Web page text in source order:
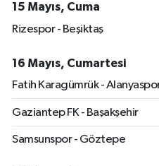
15 Mayıs, Cuma
Rizespor - Beşiktaş
16 Mayıs, Cumartesi
Fatih Karagümrük -
Gaziantep FK - Başakşehir
Samsunspor - Göztepe